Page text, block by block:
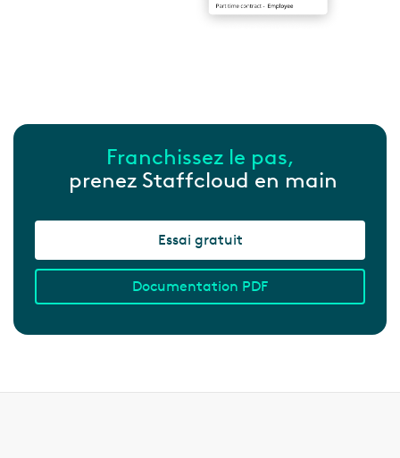
Franchissez le pas,
prenez Staffcloud en main
Essai gratuit
Documentation PDF